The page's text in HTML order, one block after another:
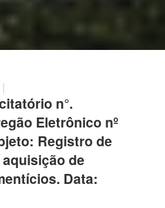
|
n°.
Eletrônico nº
Registro de
de
Data: